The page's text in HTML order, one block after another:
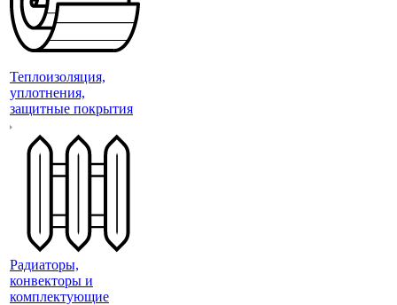
Теплоизоляция,
уплотнения,
защитные покрытия
Радиаторы,
конвекторы и
комплектующие